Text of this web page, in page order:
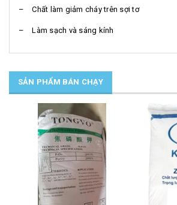
– Chất làm giảm cháy trên sợi tơ
– Làm sạch và sáng kính
SẢN PHẨM BÁN CHẠY